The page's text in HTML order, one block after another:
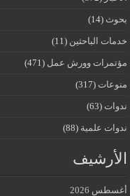
بحوث (14)
خدمات الباحثين (11)
مؤتمرات وورش عمل (471)
منوعات (317)
ندوات (63)
ندوات علمية (88)
الأرشيف
أغسطس 2026